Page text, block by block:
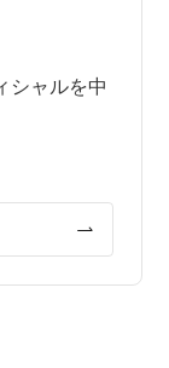
シャルを中